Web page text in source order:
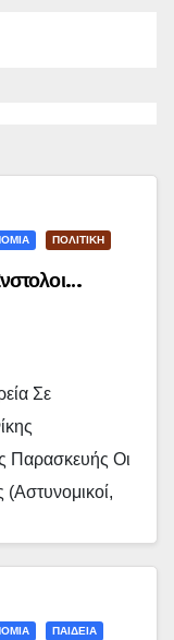
ΠΟΛΙΤΙΚΗ
Σε
Παρασκευής Οι
ΠΑΙΔΕΙΑ